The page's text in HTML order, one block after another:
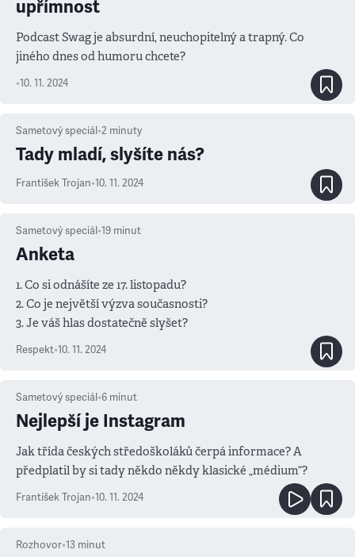
upřímnost
Podcast Swag je absurdní, neuchopitelný a trapný. Co
jiného dnes od humoru chcete?
•10. 11. 2024
Sametový speciál •2 minuty
Tady mladí, slyšíte nás?
František Trojan•10. 11. 2024
Sametový speciál •19 minut
Anketa
1. Co si odnášíte ze 17. listopadu?
2. Co je největší výzva současnosti?
3. Je váš hlas dostatečně slyšet?
Respekt•10. 11. 2024
Sametový speciál •6 minut
Nejlepší je Instagram
Jak třída českých středoškoláků čerpá informace? A
předplatil by si tady někdo někdy klasické „médium“?
František Trojan•10. 11. 2024
Rozhovor•13 minut